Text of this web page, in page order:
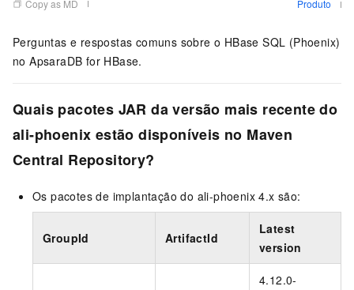
Copy as MD
Produto
Perguntas e respostas comuns sobre o HBase SQL (Phoenix)
no ApsaraDB for HBase.
Quais pacotes JAR da versão mais recente do
ali-phoenix estão disponíveis no Maven
Central Repository?
Os pacotes de implantação do ali-phoenix 4.x são:
GroupId ArtifactId
Latest
version
4.12.0-